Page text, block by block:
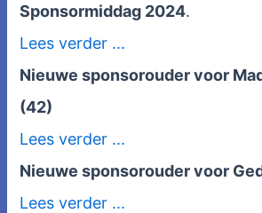
Sponsormiddag 2024.
Lees verder ...
Nieuwe sponsorouder voor
(42)
Lees verder ...
Nieuwe sponsorouder voor
Lees verder ...